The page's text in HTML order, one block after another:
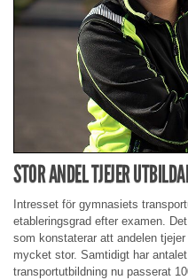
STOR ANDEL TJEJER
Intresset för gymnasiets
etableringsgrad efter examen.
som konstaterar att andelen
mycket stor. Samtidigt har
transportutbildning nu passerat